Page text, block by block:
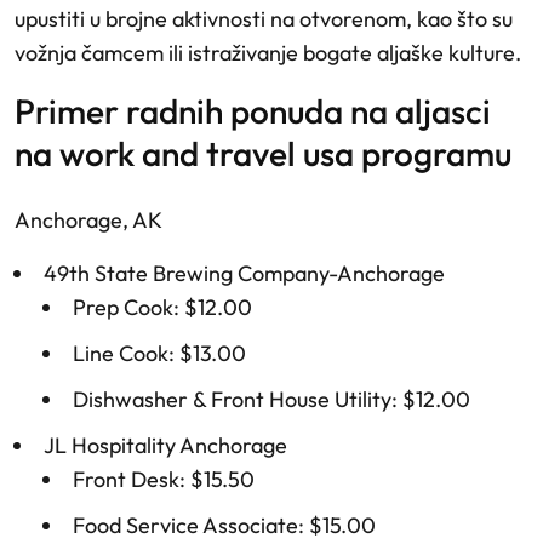
upustiti u brojne aktivnosti na otvorenom, kao što su
vožnja čamcem ili istraživanje bogate aljaške kulture.
primer radnih ponuda na aljasci
na work and travel usa programu
Anchorage, AK
49th State Brewing Company-Anchorage
Prep Cook: $12.00
Line Cook: $13.00
Dishwasher & Front House Utility: $12.00
JL Hospitality Anchorage
Front Desk: $15.50
Food Service Associate: $15.00